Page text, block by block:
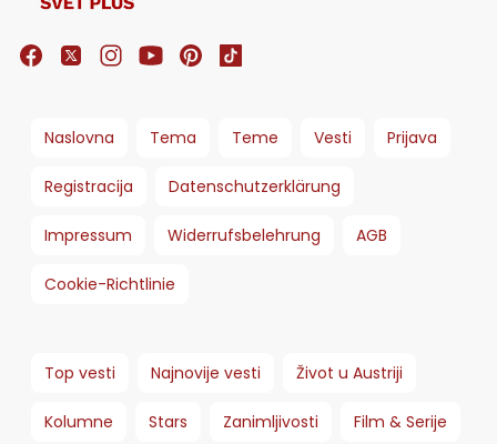
Naslovna Tema Teme Vesti Prijava
Registracija Datenschutzerklärung
Impressum Widerrufsbelehrung AGB
Cookie-Richtlinie
Top vesti Najnovije vesti Život u Austriji
Kolumne Stars Zanimljivosti Film & Serije